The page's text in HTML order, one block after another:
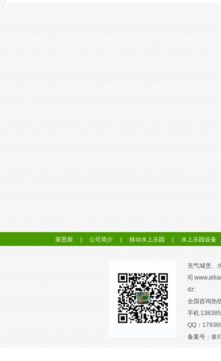
莱恩斯 公司简介 移动水上乐园 水上乐园设备
充气城堡、
司
dz:
全国咨询热
手机
QQ：
备案号： 豫